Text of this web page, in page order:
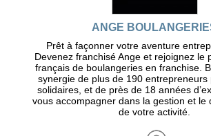
ANGE
Prêt à façonner votre aventure
Devenez franchisé Ange et rejoignez le
français de boulangeries en franchise.
synergie de plus de 190 entrepreneurs
solidaires, et de près de 18 années
vous accompagner dans la gestion et le
de votre activité.